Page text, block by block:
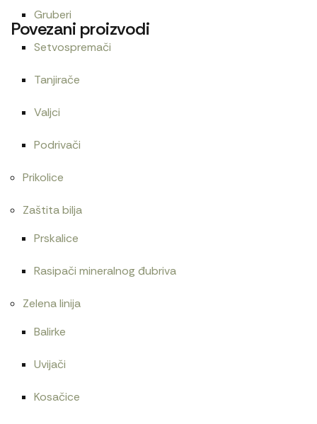
Gruberi
Setvospremači
Tanjirače
Valjci
Podrivači
Prikolice
Zaštita bilja
Prskalice
Rasipači mineralnog đubriva
Zelena linija
Balirke
Uvijači
Kosačice
Povezani proizvodi
18.000